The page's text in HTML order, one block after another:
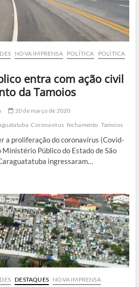
NOVA IMPRENSA POLÍTICA
POLÍTICA
entra com ação civil
da Tamoios
20 de março de 2020
Coronavírus fechamento Tamoios
a proliferação do coronavírus (Covid-
Público do Estado de São
ingressaram…
DESTAQUES NOVA IMPRENSA